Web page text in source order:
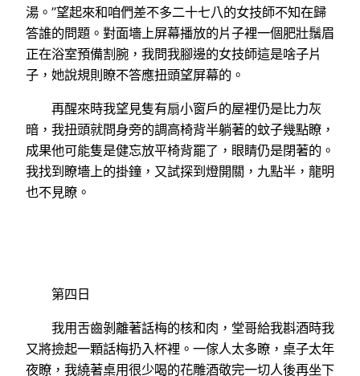
湯。”望起來和咱們差不多二十七八的女技師不知在歸
答誰的問題。對面墻上屏幕播放的片子裡一個肥壯鬚眉
正在浴室預備割腕，我問我腳邊的女技師這是啥子片
子，她說規則瞭不答應扭頭望屏幕的。
再醒來時我望見隻有扇小窗戶的屋裡仍是比力灰
暗，我扭頭就問身旁的調高椅背半躺著的蚊子幾點瞭，
成果他可能隻是健忘放平椅背罷了，眼睛仍是閉著的。
我找到瞭墻上的掛鐘，又試探到燈開關，九點半，龍明
也不見瞭。
第四日
我用舌齒剝離著話梅的核和肉，堂哥給我斟酒時我
又將撿起一顆話梅扔入杯裡。一傢人太多瞭，桌子太年
夜瞭，我繞著桌用很少喝的花雕酒敬完一切人後再坐下